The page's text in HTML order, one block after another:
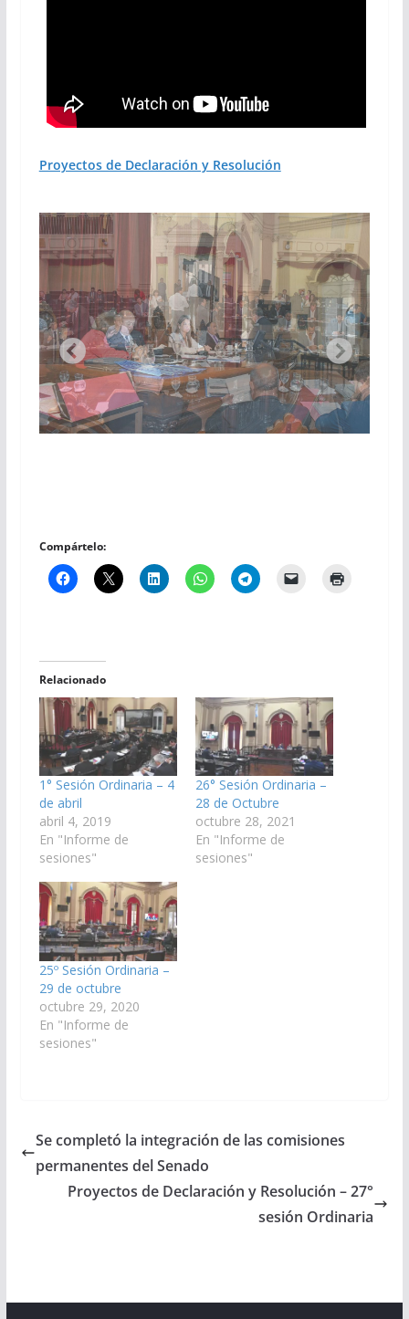
Proyectos de Declaración y Resolución
Compártelo:
Relacionado
1° Sesión Ordinaria – 4
de abril
abril 4, 2019
En "Informe de
sesiones"
26° Sesión Ordinaria –
28 de Octubre
octubre 28, 2021
En "Informe de
sesiones"
25º Sesión Ordinaria –
29 de octubre
octubre 29, 2020
En "Informe de
sesiones"
Se completó la integración de las comisiones
permanentes del Senado
Proyectos de Declaración y Resolución – 27°
sesión Ordinaria